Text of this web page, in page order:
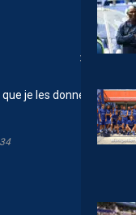
que je les donnerai